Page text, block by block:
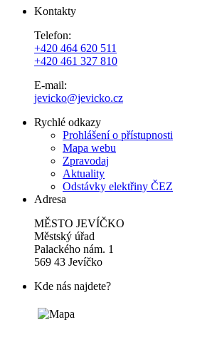
Kontakty
Telefon:
+420 464 620 511
+420 461 327 810
E-mail:
jevicko@jevicko.cz
Rychlé odkazy
Prohlášení o přístupnosti
Mapa webu
Zpravodaj
Aktuality
Odstávky elektřiny ČEZ
Adresa
MĚSTO JEVÍČKO
Městský úřad
Palackého nám. 1
569 43 Jevíčko
Kde nás najdete?